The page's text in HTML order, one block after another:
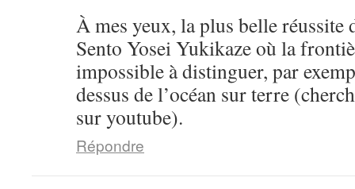
À mes yeux, la plus belle réussite
Sento Yosei Yukikaze où la
impossible à distinguer, par
dessus de l’océan sur terre
sur youtube).
Répondre